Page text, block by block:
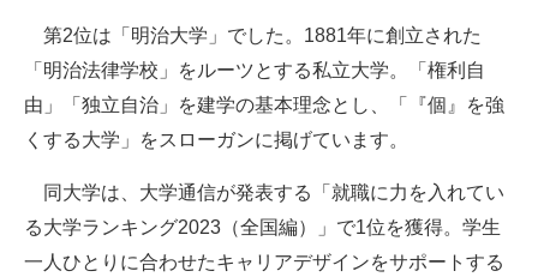
第2位は「明治大学」でした。1881年に創立された
「明治法律学校」をルーツとする私立大学。「権利自
由」「独立自治」を建学の基本理念とし、「『個』を強
くする大学」をスローガンに掲げています。
同大学は、大学通信が発表する「就職に力を入れてい
る大学ランキング2023（全国編）」で1位を獲得。学生
一人ひとりに合わせたキャリアデザインをサポートする